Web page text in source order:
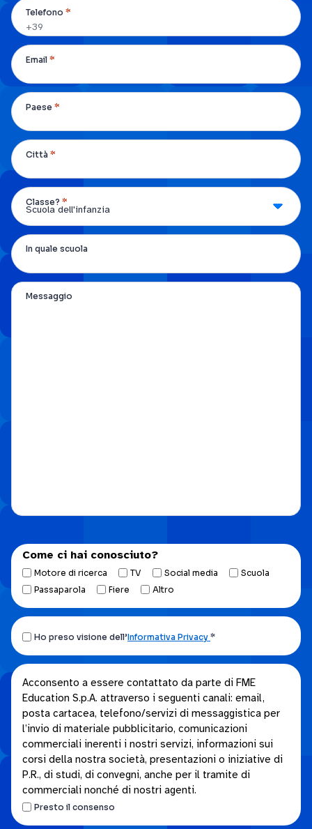
Telefono *
Email *
Paese *
Città *
Classe? *
In quale scuola
Messaggio
Come ci hai conosciuto?
Motore di ricerca TV Social media
Scuola
Passaparola
Fiere Altro
Ho
preso
visione
dell’Informativa
privacy.
*
Ho preso visione dell’Informativa Privacy *
Acconsento
a
essere
contattato
da
parte
FME
Acconsento a essere contattato da parte di FME
Education S.p.A. attraverso i seguenti canali: email,
posta cartacea, telefono/servizi di messaggistica per
l’invio di materiale pubblicitario, comunicazioni
commerciali inerenti i nostri servizi, informazioni sui
corsi della nostra società, presentazioni o iniziative di
P.R., di studi, di convegni, anche per il tramite di
commerciali nonché di nostri agenti.
Presto il consenso